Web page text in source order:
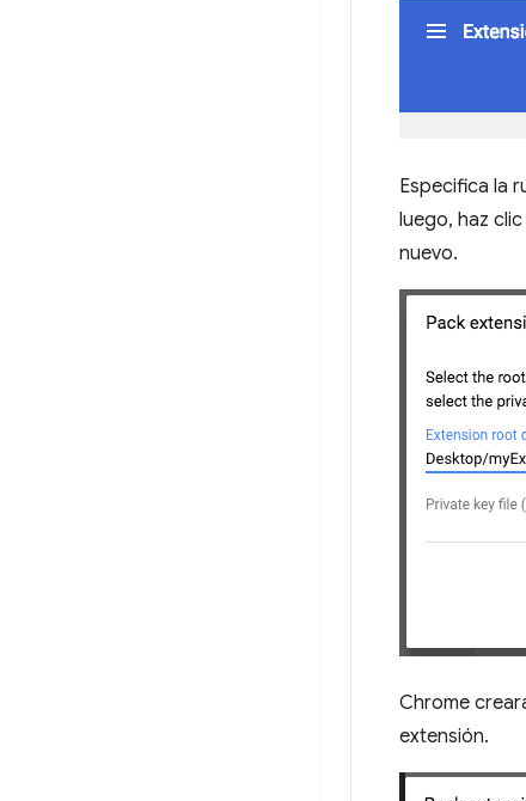
Especifica la
luego, haz
nuevo.
Chrome
extensión.